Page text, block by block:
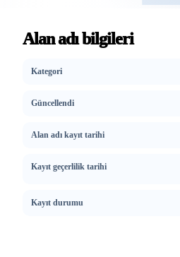
Alan adı bilgileri
Kategori
Güncellendi
Alan adı kayıt tarihi
Kayıt geçerlilik tarihi
Kayıt durumu